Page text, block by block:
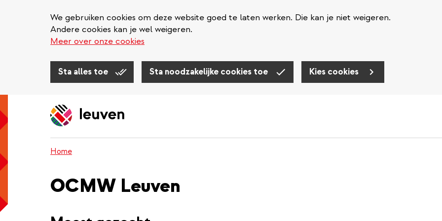
We gebruiken cookies om deze website goed te laten werken. Die kan je niet weigeren.
Andere cookies kan je wel weigeren.
Meer over onze cookies
Sta alles toe Sta noodzakelijke cookies toe Kies cookies
Home
OCMW Leuven